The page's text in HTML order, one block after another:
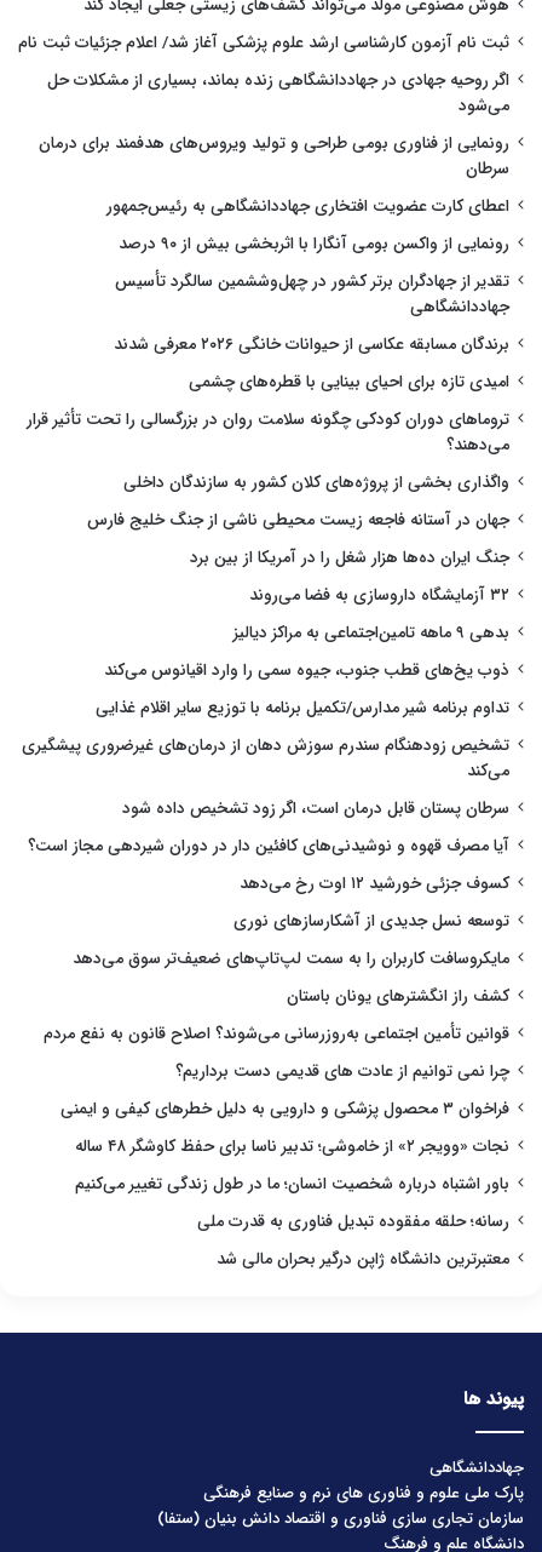
هوش مصنوعی مولد می‌تواند کشف‌های زیستی جعلی ایجاد کند
ثبت نام آزمون کارشناسی ارشد علوم پزشکی آغاز شد/ اعلام جزئیات ثبت نام
اگر روحیه جهادی در جهاددانشگاهی زنده بماند، بسیاری از مشکلات حل
می‌شود
رونمایی از فناوری بومی طراحی و تولید ویروس‌های هدفمند برای درمان
سرطان
اعطای کارت عضویت افتخاری جهاددانشگاهی به رئیس‌جمهور
رونمایی از واکسن بومی آنگارا با اثربخشی بیش از ۹۰ درصد
تقدیر از جهادگران برتر کشور در چهل‌وششمین سالگرد تأسیس
جهاددانشگاهی
برندگان مسابقه عکاسی از حیوانات خانگی ۲۰۲۶ معرفی شدند
امیدی تازه برای احیای بینایی با قطره‌های چشمی
تروماهای دوران کودکی چگونه سلامت روان در بزرگسالی را تحت تأثیر قرار
می‌دهند؟
واگذاری بخشی از پروژه‌های کلان کشور به سازندگان داخلی
جهان در آستانه فاجعه زیست محیطی ناشی از جنگ خلیج فارس
جنگ ایران ده‌ها هزار شغل را در آمریکا از بین برد
۳۲ آزمایشگاه داروسازی به فضا می‌روند
بدهی ۹ ماهه تامین‌اجتماعی به مراکز دیالیز
ذوب یخ‌های قطب جنوب، جیوه سمی را وارد اقیانوس می‌کند
تداوم برنامه شیر مدارس/تکمیل برنامه با توزیع سایر اقلام غذایی
تشخیص زودهنگام سندرم سوزش دهان از درمان‌های غیرضروری پیشگیری
می‌کند
سرطان پستان قابل درمان است، اگر زود تشخیص داده شود
آیا مصرف قهوه و نوشیدنی‌های کافئین دار در دوران شیردهی مجاز است؟
کسوف جزئی خورشید ۱۲ اوت رخ می‌دهد
توسعه نسل جدیدی از آشکارسازهای نوری
مایکروسافت کاربران را به سمت لپ‌تاپ‌های ضعیف‌تر سوق می‌دهد
کشف راز انگشترهای یونان باستان
قوانین تأمین اجتماعی به‌روزرسانی می‌شوند؟ اصلاح قانون به نفع مردم
چرا نمی توانیم از عادت های قدیمی دست برداریم؟
فراخوان ۳ محصول پزشکی و دارویی به دلیل خطرهای کیفی و ایمنی
نجات «وویجر ۲» از خاموشی؛ تدبیر ناسا برای حفظ کاوشگر ۴۸ ساله
باور اشتباه درباره شخصیت انسان؛ ما در طول زندگی تغییر می‌کنیم
رسانه؛ حلقه مفقوده تبدیل فناوری به قدرت ملی
معتبرترین دانشگاه ژاپن درگیر بحران مالی شد
پیوند ها
جهاددانشگاهی
پارک ملی علوم و فناوری های نرم و صنایع فرهنگی
سازمان تجاری سازی فناوری و اقتصاد دانش بنیان (ستفا)
دانشگاه علم و فرهنگ